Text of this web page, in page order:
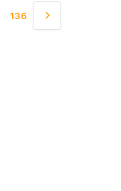
136